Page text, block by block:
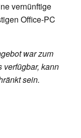
vernünftige
Office-PC
war zum
verfügbar, kann
sein.